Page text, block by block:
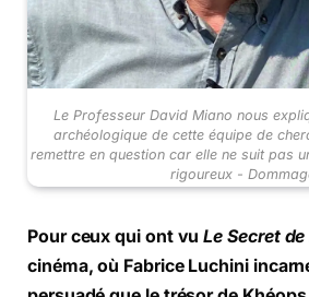
Le Professeur David Miano nous
archéologique de cette équipe de
remettre en question car elle ne suit pas
rigoureux -
Pour ceux qui ont vuLe Secret
cinéma, où Fabrice Luchini